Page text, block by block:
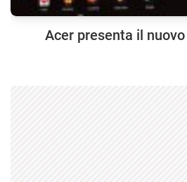
Acer presenta il